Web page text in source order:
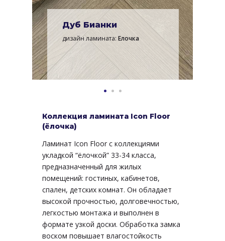
Дуб Бианки
дизайн ламината: Елочка
Коллекция ламината Icon Floor
(ёлочка)
Ламинат Icon Floor с коллекциями
укладкой “ёлочкой” 33-34 класса,
предназначенный для жилых
помещений: гостиных, кабинетов,
спален, детских комнат. Он обладает
высокой прочностью, долговечностью,
легкостью монтажа и выполнен в
формате узкой доски. Обработка замка
воском повышает влагостойкость